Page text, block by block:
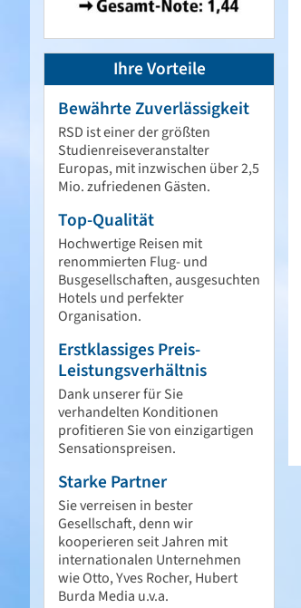
Ihre Vorteile
Bewährte Zuverlässigkeit
RSD ist einer der größten
Studien­reise­veranstalter
Europas, mit inzwischen über 2,5
Mio. zufriedenen Gästen.
Top-Qualität
Hochwertige Reisen mit
renommierten Flug- und
Busgesellschaften, ausgesuchten
Hotels und perfekter
Organisation.
Erstklassiges Preis-
Leistungsverhältnis
Dank unserer für Sie
verhandelten Konditionen
profitieren Sie von einzig­artigen
Sensationspreisen.
Starke Partner
Sie verreisen in bester
Gesellschaft, denn wir
kooperieren seit Jahren mit
internationalen Unternehmen
wie Otto, Yves Rocher, Hubert
Burda Media u.v.a.